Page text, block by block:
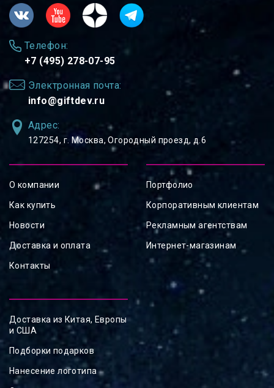
Телефон:
+7 (495) 278-07-95
Электронная почта:
info@giftdev.ru
Адрес:
127254, ⁠г. Москва, Огородный проезд, д.6
О компании
Как купить
Новости
Доставка и оплата
Контакты
Портфолио
Корпоративным клиентам
Рекламным агентствам
Интернет-магазинам
Доставка из Китая, Европы
и США
Подборки подарков
Нанесение логотипа